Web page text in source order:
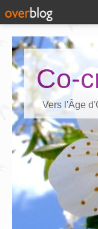
Co-
Vers l'Âge